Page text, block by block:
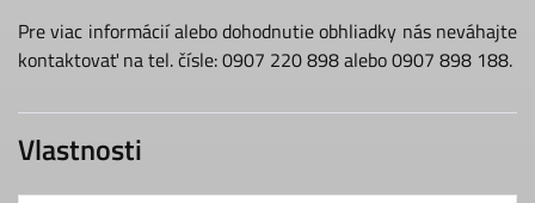
Pre viac informácií alebo dohodnutie obhliadky nás neváhajte
kontaktovať na tel. čísle: 0907 220 898 alebo 0907 898 188.
Vlastnosti